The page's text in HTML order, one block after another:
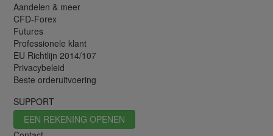
Aandelen & meer
CFD-Forex
Futures
Professionele klant
EU Richtlijn 2014/107
Privacybeleid
Beste orderuitvoering
SUPPORT
EEN REKENING OPENEN